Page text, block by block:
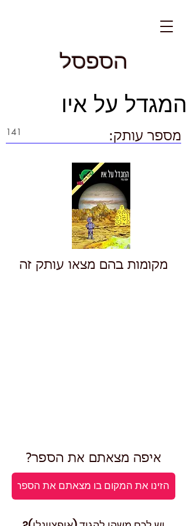
הספסל
מקומות בהם מצאו עותק זה
מספר עותק:
איפה מצאתם את הספר?
המגדל על איו